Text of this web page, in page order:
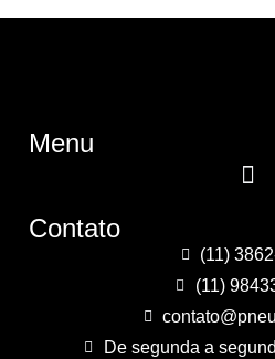
Menu
Contato
(11)
(11)
De segunda a